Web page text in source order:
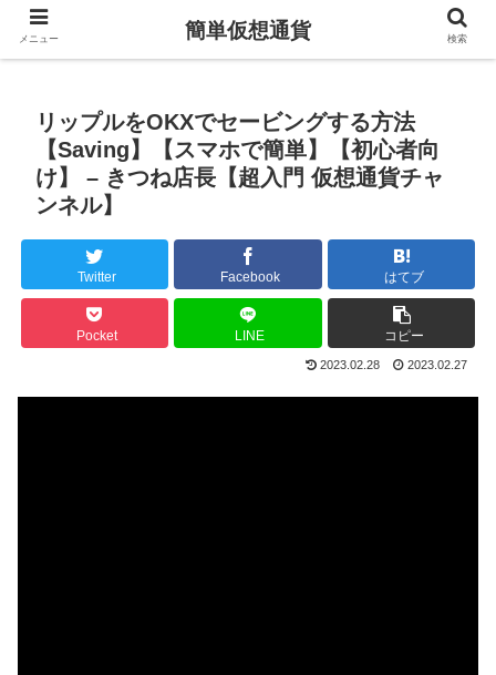
リップルをOKXでセービングする方法
【Saving】【スマホで簡単】【初心者向
け】 – きつね店長【超入門 仮想通貨チャ
ンネル】
Twitter Facebook はてブ
Pocket LINE コピー
2023.02.28 2023.02.27
メニュー 簡単仮想通貨 検索